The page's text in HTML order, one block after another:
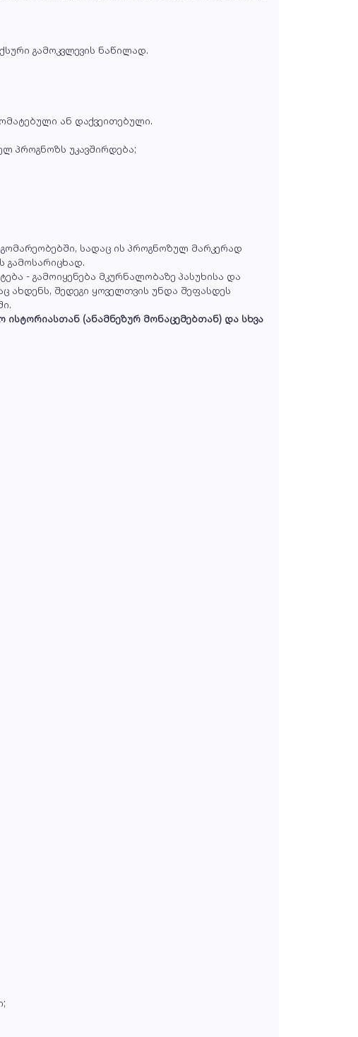
გამოკვლევის ნაწილად.
ან დაქვეითებული.
პროგნოზს უკავშირდება;
სადაც ის პროგნოზულ მარკერად
გამოსარიცხად.
- გამოიყენება მკურნალობაზე პასუხისა და
ახდენს, შედეგი ყოველთვის უნდა შეფასდეს
ისტორიასთან (ანამნეზურ მონაცემებთან) და სხვა